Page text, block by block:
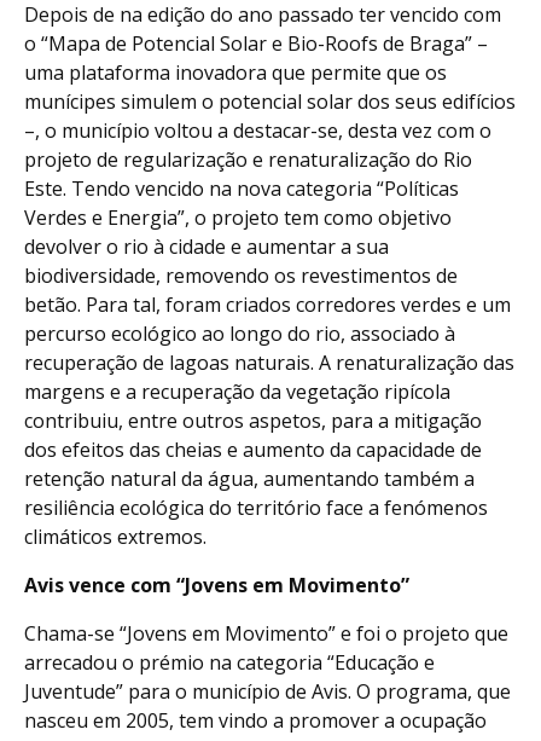
Depois de na edição do ano passado ter vencido com
o “Mapa de Potencial Solar e Bio-Roofs de Braga” –
uma plataforma inovadora que permite que os
munícipes simulem o potencial solar dos seus edifícios
–, o município voltou a destacar-se, desta vez com o
projeto de regularização e renaturalização do Rio
Este. Tendo vencido na nova categoria “Políticas
Verdes e Energia”, o projeto tem como objetivo
devolver o rio à cidade e aumentar a sua
biodiversidade, removendo os revestimentos de
betão. Para tal, foram criados corredores verdes e um
percurso ecológico ao longo do rio, associado à
recuperação de lagoas naturais. A renaturalização das
margens e a recuperação da vegetação ripícola
contribuiu, entre outros aspetos, para a mitigação
dos efeitos das cheias e aumento da capacidade de
retenção natural da água, aumentando também a
resiliência ecológica do território face a fenómenos
climáticos extremos.
Avis vence com “Jovens em Movimento”
Chama-se “Jovens em Movimento” e foi o projeto que
arrecadou o prémio na categoria “Educação e
Juventude” para o município de Avis. O programa, que
nasceu em 2005, tem vindo a promover a ocupação